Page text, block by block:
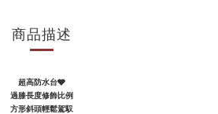
商品描述
超高防水台🩶
過膝長度修飾比例
方形斜頭輕鬆駕馭